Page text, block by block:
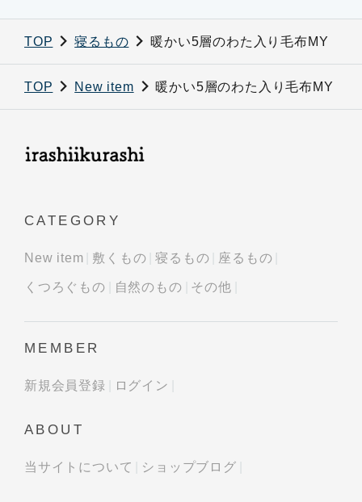
TOP 寝るもの 暖かい5層のわた入り毛布MY
TOP New item 暖かい5層のわた入り毛布MY
CATEGORY
New item 敷くもの 寝るもの 座るもの
くつろぐもの 自然のもの その他
MEMBER
新規会員登録 ログイン
ABOUT
当サイトについて ショップブログ